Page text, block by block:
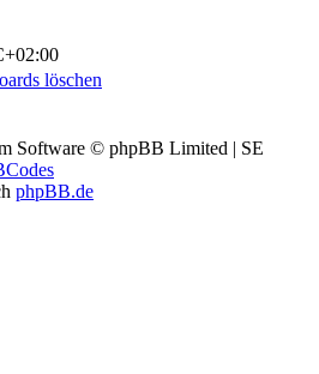
löschen
Software © phpBB Limited | SE
phpBB.de